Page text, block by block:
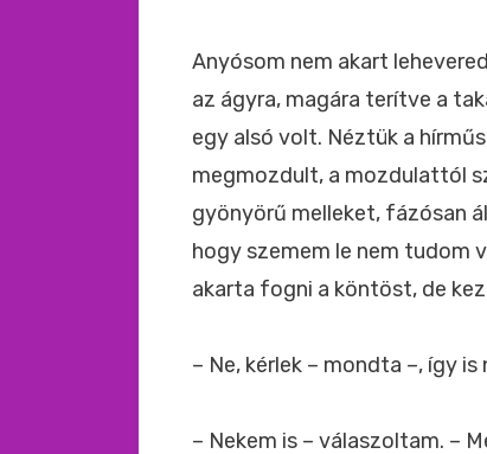
Anyósom nem akart
az ágyra, magára terítve a
egy alsó volt. Néztük a
megmozdult, a mozdulattól
gyönyörű melleket, fázósan
hogy szemem le nem tudom
akarta fogni a köntöst, de
– Ne, kérlek – mondta –, így
– Nekem is – válaszoltam. –